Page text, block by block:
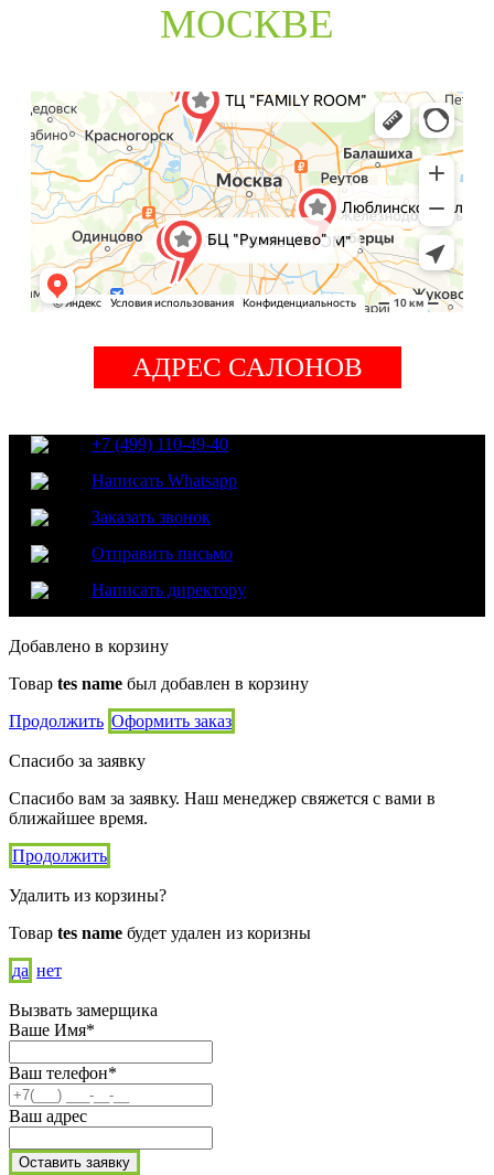
МОСКВЕ
АДРЕС САЛОНОВ
+7 (499) 110-49-40
Написать Whatsapp
Заказать звонок
Отправить письмо
Написать директору
Добавлено в корзину
Товар tes name был добавлен в корзину
Продолжить Оформить заказ
Спасибо за заявку
Спасибо вам за заявку. Наш менеджер свяжется с вами в
ближайшее время.
Продолжить
Удалить из корзины?
Товар tes name будет удален из коризны
да нет
Вызвать замерщика
Ваше Имя*
Ваш телефон*
Ваш адрес
Оставить заявку